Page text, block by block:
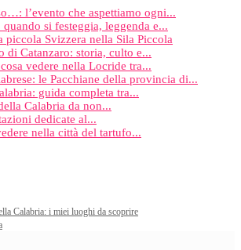
l’evento che aspettiamo ogni...
si festeggia, leggenda e...
Svizzera nella Sila Piccola
di Catanzaro: storia, culto e...
vedere nella Locride tra...
le Pacchiane della provincia di...
guida completa tra...
Calabria da non...
dedicate al...
nella città del tartufo...
Calabria: i miei luoghi da scoprire